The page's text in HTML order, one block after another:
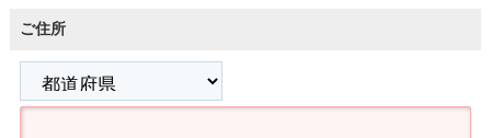
ご住所